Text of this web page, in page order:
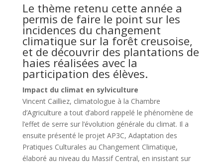
Le thème retenu cette année a
permis de faire le point sur les
incidences du changement
climatique sur la forêt creusoise,
et de découvrir des plantations de
haies réalisées avec la
participation des élèves.
Impact du climat en sylviculture
Vincent Cailliez, climatologue à la Chambre
d’Agriculture a tout d’abord rappelé le phénomène de
l’effet de serre sur l’évolution générale du climat. Il a
ensuite présenté le projet AP3C, Adaptation des
Pratiques Culturales au Changement Climatique,
élaboré au niveau du Massif Central, en insistant sur